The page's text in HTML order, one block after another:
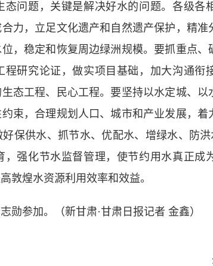
态问题，关键是解决好水的问题。各级各
力，立足文化遗产和自然遗产保护，精准
，稳定和恢复周边绿洲规模。要抓重点
研究论证，做实项目基础，加大沟通衔
态工程、民心工程。要坚持以水定城、以
束，合理规划人口、城市和产业发展，着
保供水、抓节水、优配水、增绿水、防洪
强化节水监督管理，使节约用水真正成
敦煌水资源利用效率和效益。
参加。（新甘肃·甘肃日报记者 金鑫）